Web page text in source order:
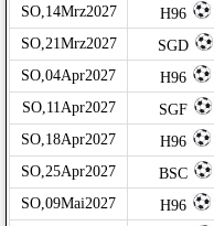
SO,14Mrz2027
H96
SO,21Mrz2027
SGD
SO,04Apr2027
H96
SO,11Apr2027
SGF
SO,18Apr2027
H96
SO,25Apr2027
BSC
SO,09Mai2027
H96